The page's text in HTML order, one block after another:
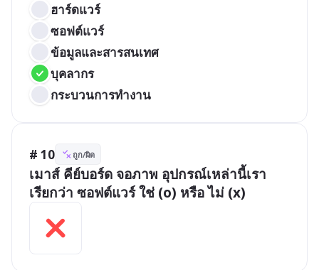
ฮาร์ดแวร์
ซอฟต์แวร์
ข้อมูลและสารสนเทศ
บุคลากร
กระบวนการทำงาน
# 10 ถูก/ผิด
เมาส์ คีย์บอร์ด จอภาพ อุปกรณ์เหล่านี้เรา
เรียกว่า ซอฟต์แวร์ ใช่ (o) หรือ ไม่ (x)